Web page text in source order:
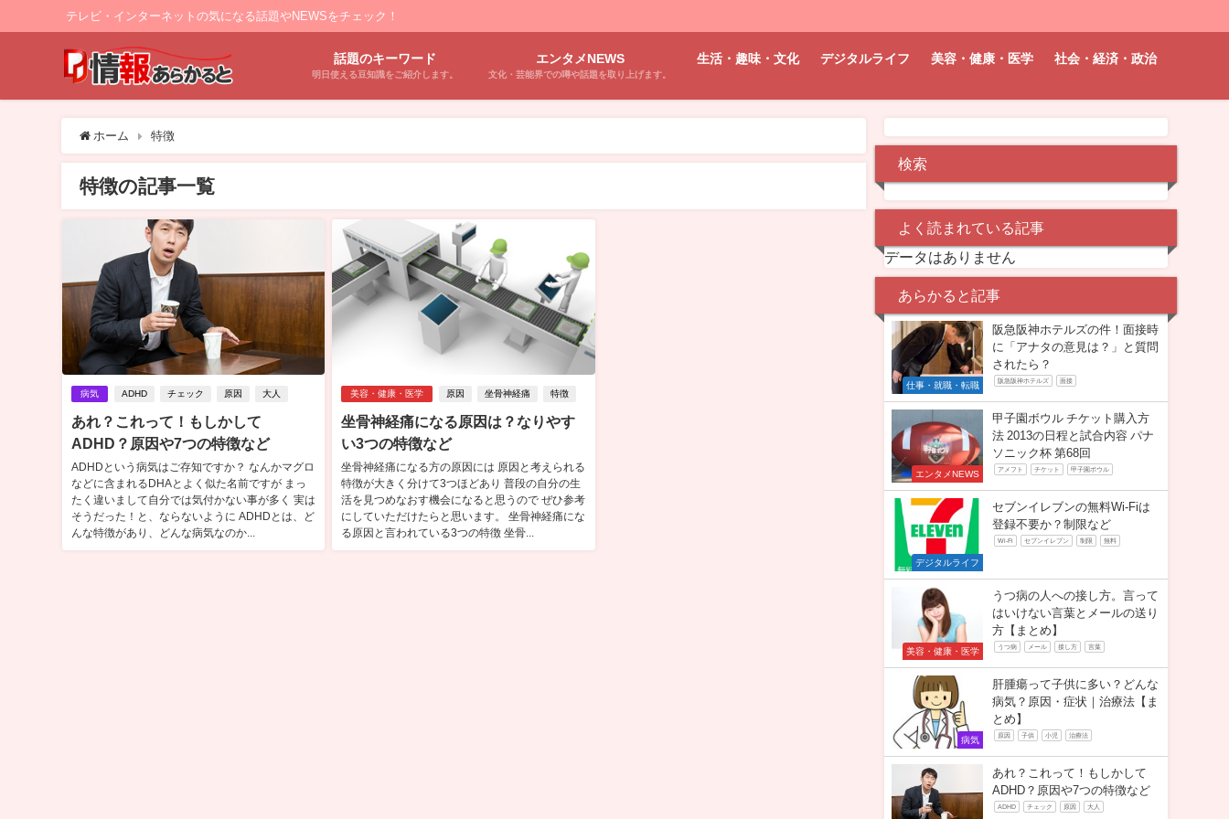
テレビ・インターネットの気になる話題やNEWSをチェック！
話題のキーワード
明日使える豆知識をご紹介します。
エンタメNEWS
文化・芸能界での噂や話題を取り上げます。
生活・趣味・文化 デジタルライフ 美容・健康・医学 社会・経済・政治
ホーム 特徴
特徴の記事一覧
病気 ADHD チェック 原因 大人
あれ？これって！もしかして
ADHD？原因や7つの特徴など
ADHDという病気はご存知ですか？ なんかマグロ
などに含まれるDHAとよく似た名前ですが まっ
たく違いまして自分では気付かない事が多く 実は
そうだった！と、ならないように ADHDとは、ど
んな特徴があり、どんな病気なのか...
美容・健康・医学 原因 坐骨神経痛 特徴
坐骨神経痛になる原因は？なりやす
い3つの特徴など
坐骨神経痛になる方の原因には 原因と考えられる
特徴が大きく分けて3つほどあり 普段の自分の生
活を見つめなおす機会になると思うので ぜひ参考
にしていただけたらと思います。 坐骨神経痛にな
る原因と言われている3つの特徴 坐骨...
検索
よく読まれている記事
データはありません
あらかると記事
仕事・就職・転職
阪急阪神ホテルズの件！面接時
に「アナタの意見は？」と質問
されたら？
阪急阪神ホテルズ 面接
エンタメNEWS
甲子園ボウル チケット購入方
法 2013の日程と試合内容 パナ
ソニック杯 第68回
アメフト チケット 甲子園ボウル
デジタルライフ
セブンイレブンの無料Wi-Fiは
登録不要か？制限など
Wi-Fi セブンイレブン 制限 無料
美容・健康・医学
うつ病の人への接し方。言って
はいけない言葉とメールの送り
方【まとめ】
うつ病 メール 接し方 言葉
病気
肝腫瘍って子供に多い？どんな
病気？原因・症状｜治療法【ま
とめ】
原因 子供 小児 治療法
あれ？これって！もしかして
ADHD？原因や7つの特徴など
ADHD チェック 原因 大人